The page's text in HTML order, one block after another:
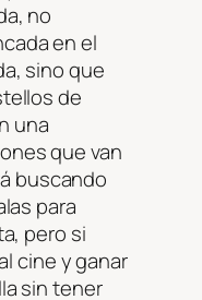
no
en el
sino que
de
una
que van
buscando
para
pero si
cine y ganar
sin tener